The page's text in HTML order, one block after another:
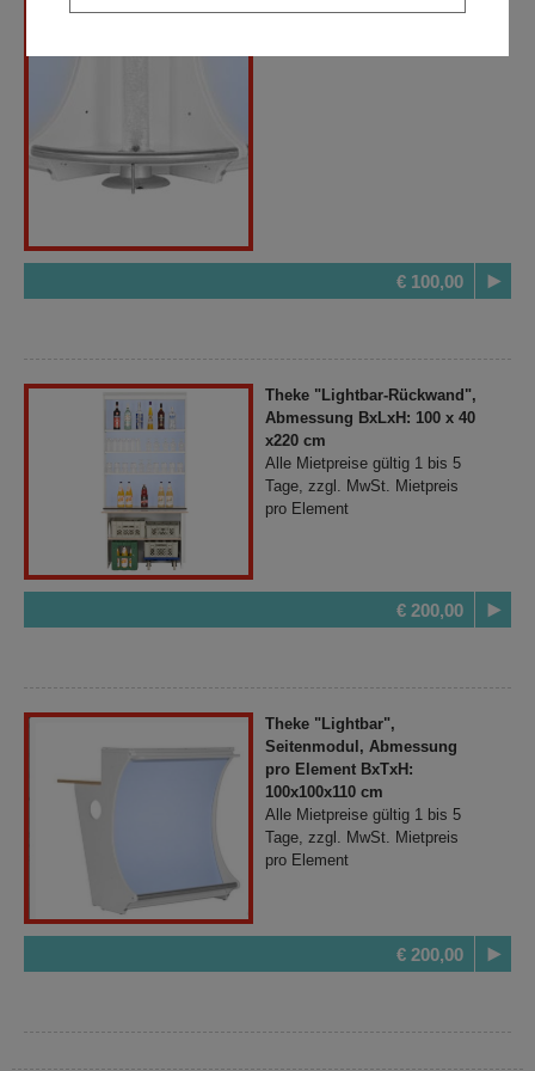
€ 100,00
Theke "Lightbar-Rückwand",
Abmessung BxLxH: 100 x 40
x220 cm
Alle Mietpreise gültig 1 bis 5
Tage, zzgl. MwSt. Mietpreis
pro Element
€ 200,00
Theke "Lightbar",
Seitenmodul, Abmessung
pro Element BxTxH:
100x100x110 cm
Alle Mietpreise gültig 1 bis 5
Tage, zzgl. MwSt. Mietpreis
pro Element
€ 200,00